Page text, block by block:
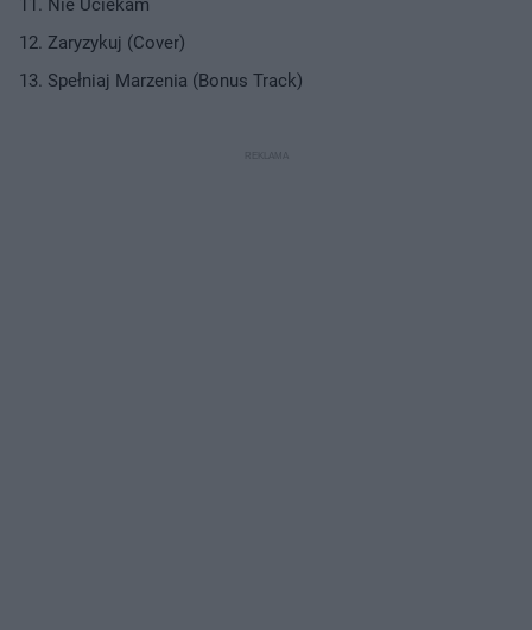
Nie Uciekam
Zaryzykuj (Cover)
Spełniaj Marzenia (Bonus Track)